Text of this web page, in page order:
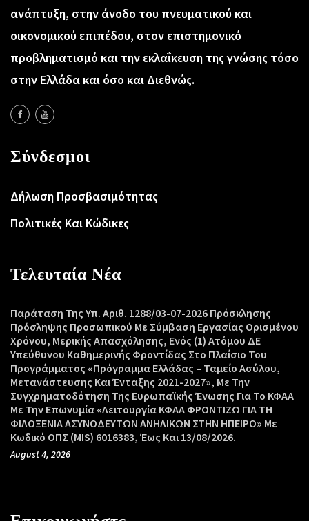
ανάπτυξη, στην άνοδο του πνευματικού και
οικονομικού επιπέδου, στον επιστημονικό
προβληματισμό και την εκλαΐκευση της γνώσης τόσο
στην Ελλάδα και όσο και Διεθνώς.
Σύνδεσμοι
Δήλωση Προσβασιμότητας
Πολιτικές Και Κώδικες
Τελευταία Νέα
Παράταση Της Υπ. Αριθ. 1288/03-07-2026 Πρόσκλησης
Πρόσληψης Προσωπικού Με Σύμβαση Εργασίας Ορισμένου
Χρόνου, Μερικής Απασχόλησης, Ενός (1) Ατόμου ΔΕ
Υπεύθυνου Καθημερινής Φροντίδας Στο Πλαίσιο Του
Προγράμματος «Πρόγραμμα Ελλάδας – Ταμείο Ασύλου,
Μετανάστευσης Και Ένταξης 2021-2027», Με Την
Συγχρηματοδότηση Της Ευρωπαϊκής Ένωσης Για Το ΚΦΑΑ
Με Την Επωνυμία «Λειτουργία ΚΦΑΑ ΦΡΟΝΤΙΖΩ ΓΙΑ ΤΗ
ΦΙΛΟΞΕΝΙΑ ΑΣΥΝΟΔΕΥΤΩΝ ΑΝΗΛΙΚΩΝ ΣΤΗΝ ΗΠΕΙΡΟ» Με
Κωδικό ΟΠΣ (MIS) 6016383, Έως Και 13/08/2026.
August 4, 2026